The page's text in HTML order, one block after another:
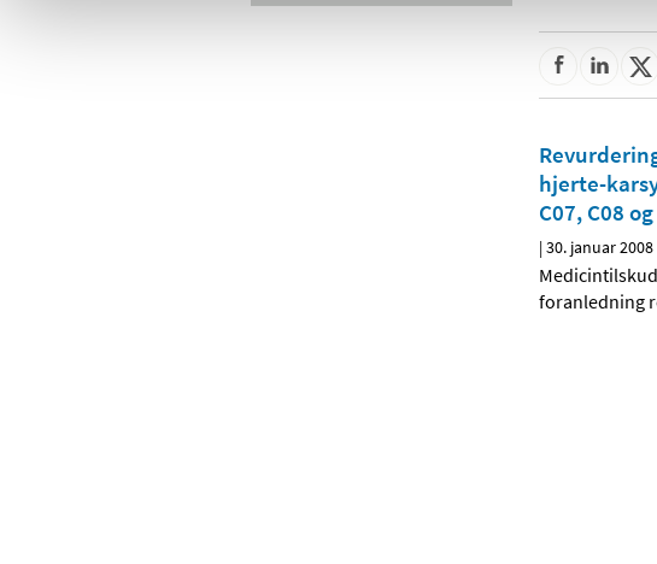
hjerte-
C07, C08
|30. januar 2008
foranledning